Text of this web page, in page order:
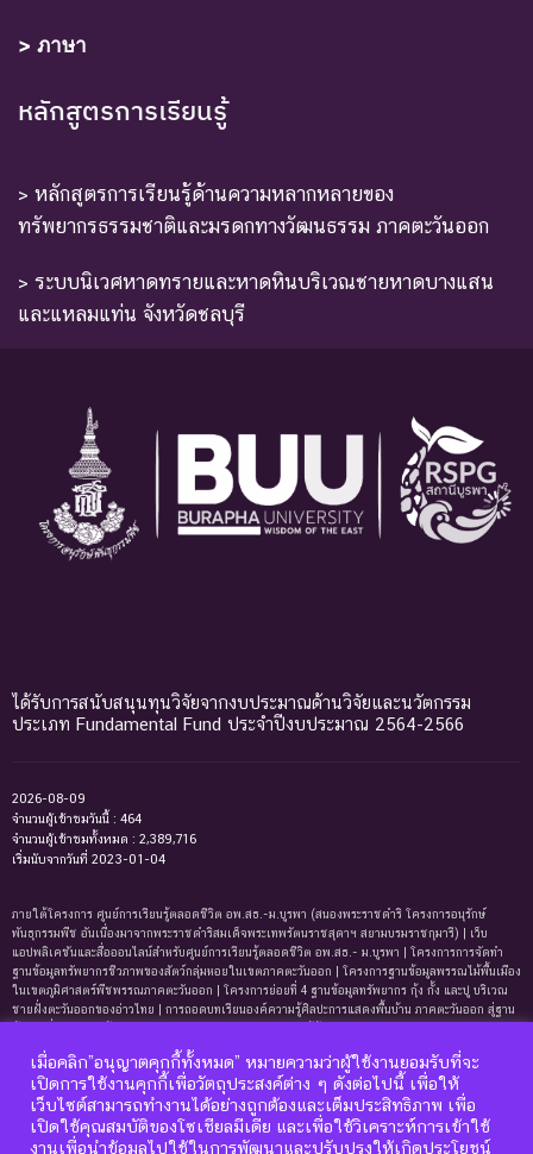
> ภาษา
หลักสูตรการเรียนรู้
> หลักสูตรการเรียนรู้ด้านความหลากหลายของ
ทรัพยากรธรรมชาติและมรดกทางวัฒนธรรม ภาคตะวันออก
> ระบบนิเวศหาดทรายและหาดหินบริเวณชายหาดบางแสน
และแหลมแท่น จังหวัดชลบุรี
ได้รับการสนับสนุนทุนวิจัยจากงบประมาณด้านวิจัยและนวัตกรรม
ประเภท Fundamental Fund ประจำปีงบประมาณ 2564-2566
2026-08-09
จำนวนผู้เข้าชมวันนี้ : 464
จำนวนผู้เข้าชมทั้งหมด : 2,389,716
เริ่มนับจากวันที่ 2023-01-04
ภายใต้โครงการ ศูนย์การเรียนรู้ตลอดชีวิต อพ.สธ.-ม.บูรพา (สนองพระราชดำริ โครงการอนุรักษ์
พันธุกรรมพืช อันเนื่องมาจากพระราชดำริสมเด็จพระเทพรัตนราชสุดาฯ สยามบรมราชกุมารี) | เว็บ
แอปพลิเคชันและสื่อออนไลน์สำหรับศูนย์การเรียนรู้ตลอดชีวิต อพ.สธ.- ม.บูรพา | โครงการการจัดทํา
ฐานข้อมูลทรัพยากรชีวภาพของสัตว์กลุ่มหอยในเขตภาคตะวันออก | โครงการฐานข้อมูลพรรณไม้พื้นเมือง
ในเขตภูมิศาสตร์พืชพรรณภาคตะวันออก | โครงการย่อยที่ 4 ฐานข้อมูลทรัพยากร กุ้ง กั้ง และปู บริเวณ
ชายฝั่งตะวันออกของอ่าวไทย | การถอดบทเรียนองค์ความรู้ศิลปะการแสดงพื้นบ้าน ภาคตะวันออก สู่ฐาน
ทรัพยากรธรรมชาติและมรดกทางวัฒนธรรม ภาคตะวันออก | ฐานข้อมูลมดในเขตภาคตะวันออกของ
ประเทศไทย | ฐานข้อมูลเพรียงหินในเขตภาคตะวันออกของประเทศไทย | ฐานข้อมูลทรัพยากรหญ้าทะเล
บริเวณชายฝั่งตะวันออกของอ่าวไทย | ฐานข้อมูลทรัพยากรแพลงก์ตอนทะเลและสาหร่ายทะเลบริเวณ
ชายฝั่งทะเลตะวันออกของอ่าวไทย | ฐานข้อมูลแมงมุมอันดับฐาน Mygalomorphae ในเขตภาคตะวันออก
ของประเทศไทย | โครงการการถอดบทเรียนองค์ความรู้ระบบนิเวศหาดทรายและหาดหินบริเวณชายหาด
บางแสนและแหลมแท่น จังหวัดชลบุรี เพื่อการจัดทำฐานข้อมูลและการพัฒนาหลักสูตรการเรียนรู้ด้าน
เมื่อคลิก”อนุญาตคุกกี้ทั้งหมด” หมายความว่าผู้ใช้งานยอมรับที่จะ
เปิดการใช้งานคุกกี้เพื่อวัตถุประสงค์ต่าง ๆ ดังต่อไปนี้ เพื่อให้
เว็บไซต์สามารถทำงานได้อย่างถูกต้องและเต็มประสิทธิภาพ เพื่อ
เปิดใช้คุณสมบัติของโซเชียลมีเดีย และเพื่อใช้วิเคราะห์การเข้าใช้
งานเพื่อนำข้อมูลไปใช้ในการพัฒนาและปรับปรุงให้เกิดประโยชน์